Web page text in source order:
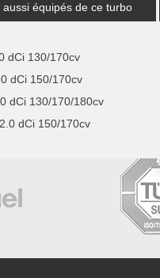
aussi équipés de ce turbo
dCi 130/170cv
dCi 150/170cv
dCi 130/170/180cv
dCi 150/170cv